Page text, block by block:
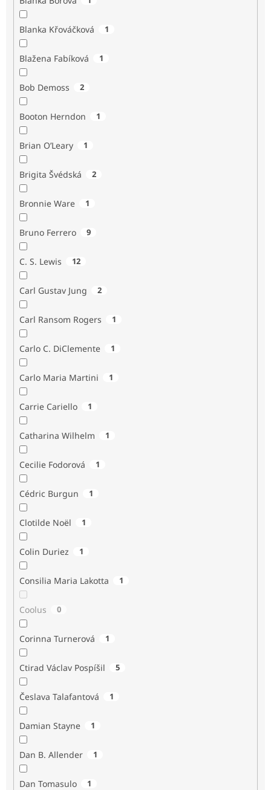
Blanka Křováčková 1
Blažena Fabíková 1
Bob Demoss 2
Booton Herndon 1
Brian O’Leary 1
Brigita Švédská 2
Bronnie Ware 1
Bruno Ferrero 9
C. S. Lewis 12
Carl Gustav Jung 2
Carl Ransom Rogers 1
Carlo C. DiClemente 1
Carlo Maria Martini 1
Carrie Cariello 1
Catharina Wilhelm 1
Cecilie Fodorová 1
Cédric Burgun 1
Clotilde Noël 1
Colin Duriez 1
Consilia Maria Lakotta 1
Coolus 0
Corinna Turnerová 1
Ctirad Václav Pospíšil 5
Česlava Talafantová 1
Damian Stayne 1
Dan B. Allender 1
Dan Tomasulo 1